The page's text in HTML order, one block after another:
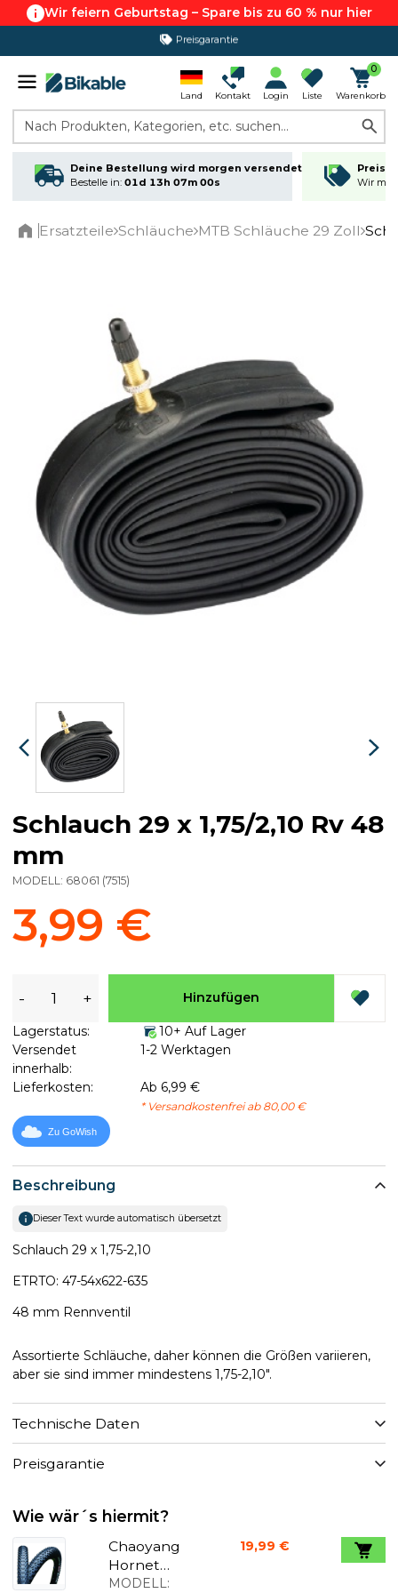
Wir feiern Geburtstag – Spare bis zu 60 % nur hier
Preisgarantie
365 Tage Rückgabe*
Land Kontakt Login Liste
0
Warenkorb
Nach Produkten, Kategorien, etc. suchen...
Deine Bestellung wird morgen versendet
Bestelle in: 01d 13h 06m 59s
Wir
Ersatzteile Schläuche MTB Schläuche 29 Zoll
Beschreibung
Dieser Text wurde automatisch übersetzt
Schlauch 29 x 1,75-2,10
ETRTO: 47-54x622-635
48 mm Rennventil
Assortierte Schläuche, daher können die Größen variieren,
aber sie sind immer mindestens 1,75-2,10".
Technische Daten
Preisgarantie
Schlauch 29 x 1,75/2,10 Rv 48
mm
MODELL: 68061 (7515)
3,99 €
- + Hinzufügen
Lagerstatus:
10+ Auf Lager
Versendet
innerhalb:
1-2 Werktagen
Lieferkosten: Ab 6,99 €
* Versandkostenfrei ab 80,00 €
Zu GoWish
Wie wär´s hiermit?
Chaoyang
Hornet
Reifen
MODELL:
19,99 €